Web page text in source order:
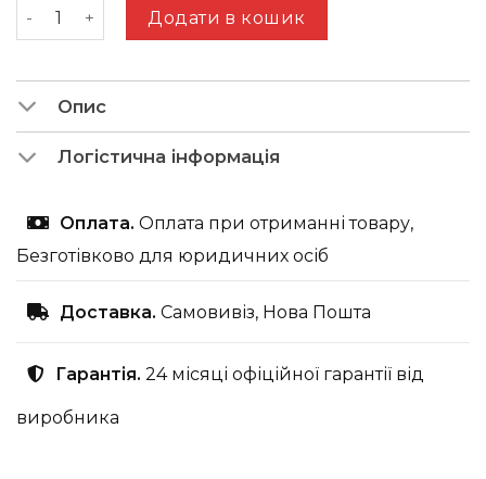
Комплект Ford 3-1-1 кількість
Додати в кошик
Опис
Логістична інформація
Оплата. Оплата при отриманні товару,
Безготівково для юридичних осіб
Доставка. Самовивіз, Нова Пошта
Гарантія. 24 місяці офіційної гарантії від
виробника